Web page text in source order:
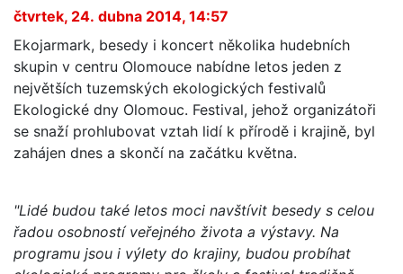
čtvrtek, 24. dubna 2014, 14:57
Ekojarmark, besedy i koncert několika hudebních
skupin v centru Olomouce nabídne letos jeden z
největších tuzemských ekologických festivalů
Ekologické dny Olomouc. Festival, jehož organizátoři
se snaží prohlubovat vztah lidí k přírodě i krajině, byl
zahájen dnes a skončí na začátku května.
"Lidé budou také letos moci navštívit besedy s celou
řadou osobností veřejného života a výstavy. Na
programu jsou i výlety do krajiny, budou probíhat